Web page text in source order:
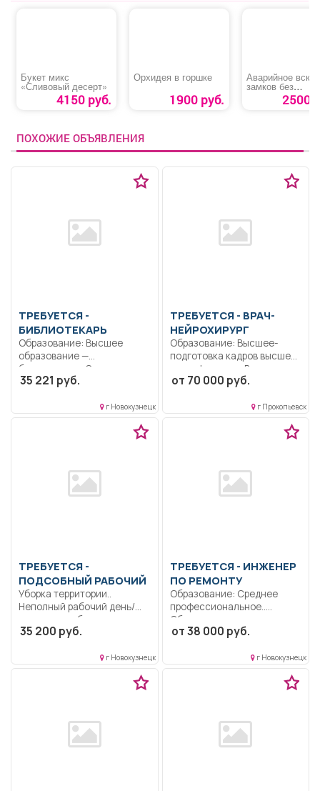
Букет микс
«Сливовый десерт»
4150 руб.
Орхидея в горшке
1900 руб.
Аварийное
замков без
повреждений
2500
ПОХОЖИЕ ОБЪЯВЛЕНИЯ
ТРЕБУЕТСЯ -
БИБЛИОТЕКАРЬ
Образование: Высшее
образование —
бакалавриат.. Согласно
должностной инструкции..
35 221 руб.
г Новокузнецк
ТРЕБУЕТСЯ - ВРАЧ-
НЕЙРОХИРУРГ
Образование: Высшее-
подготовка кадров высшей
квалификации.. В
соответствии с
от 70 000 руб.
г Прокопьевск
ТРЕБУЕТСЯ -
ПОДСОБНЫЙ РАБОЧИЙ
Уборка территории..
Неполный рабочий день/
неполная рабочая неделя..
35 200 руб.
г Новокузнецк
ТРЕБУЕТСЯ - ИНЖЕНЕР
ПО РЕМОНТУ
Образование: Среднее
профессиональное..
Обеспечивает исправное
состояние
от 38 000 руб.
г Новокузнецк